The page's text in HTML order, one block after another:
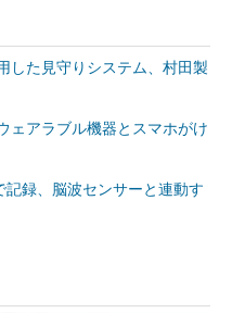
した見守りシステム、村田製
ェアラブル機器とスマホがけ
記録、脳波センサーと連動す